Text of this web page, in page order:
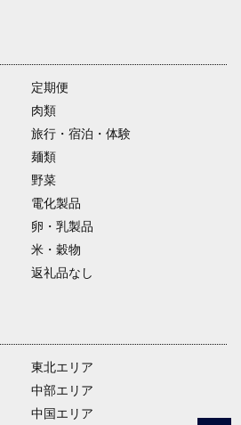
定期便
肉類
旅行・宿泊・体験
麺類
野菜
電化製品
卵・乳製品
米・穀物
返礼品なし
東北エリア
中部エリア
中国エリア